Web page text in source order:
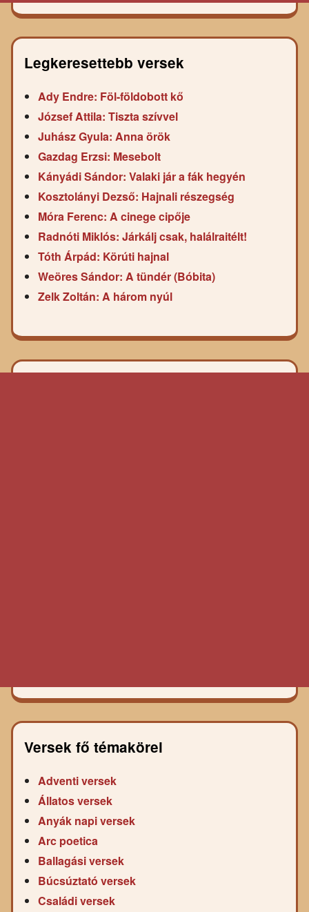
Legkeresettebb versek
Ady Endre: Föl-földobott kő
József Attila: Tiszta szívvel
Juhász Gyula: Anna örök
Gazdag Erzsi: Mesebolt
Kányádi Sándor: Valaki jár a fák hegyén
Kosztolányi Dezső: Hajnali részegség
Móra Ferenc: A cinege cipője
Radnóti Miklós: Járkálj csak, halálraitélt!
Tóth Árpád: Körúti hajnal
Weöres Sándor: A tündér (Bóbita)
Zelk Zoltán: A három nyúl
Versek fő témakörei
Adventi versek
Állatos versek
Anyák napi versek
Arc poetica
Ballagási versek
Búcsúztató versek
Családi versek